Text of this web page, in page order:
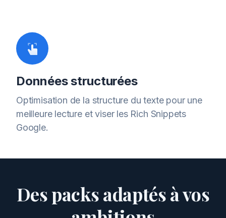
Données structurées
Optimisation de la structure du texte pour une
meilleure lecture et viser les Rich Snippets
Google.
Des packs adaptés à vos